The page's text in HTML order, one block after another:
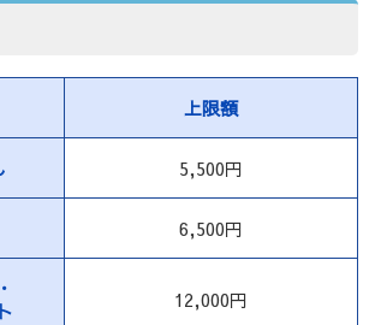
上限額
5,500円
6,500円
12,000円